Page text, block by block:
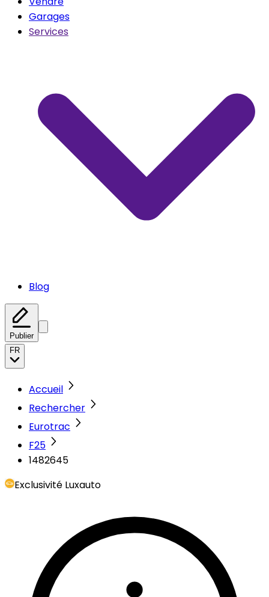
Garages
Services
Blog
Publier
FR
Accueil
Rechercher
Eurotrac
F25
1482645
Exclusivité Luxauto